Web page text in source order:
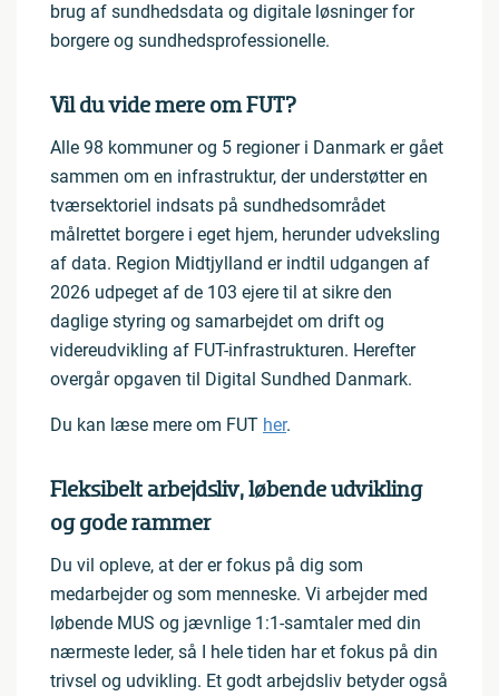
brug af sundhedsdata og digitale løsninger for
borgere og sundhedsprofessionelle.
Vil du vide mere om FUT?
Alle 98 kommuner og 5 regioner i Danmark er gået
sammen om en infrastruktur, der understøtter en
tværsektoriel indsats på sundhedsområdet
målrettet borgere i eget hjem, herunder udveksling
af data. Region Midtjylland er indtil udgangen af
2026 udpeget af de 103 ejere til at sikre den
daglige styring og samarbejdet om drift og
videreudvikling af FUT-infrastrukturen. Herefter
overgår opgaven til Digital Sundhed Danmark.
Du kan læse mere om FUT her.
Fleksibelt arbejdsliv, løbende udvikling
og gode rammer
Du vil opleve, at der er fokus på dig som
medarbejder og som menneske. Vi arbejder med
løbende MUS og jævnlige 1:1-samtaler med din
nærmeste leder, så I hele tiden har et fokus på din
trivsel og udvikling. Et godt arbejdsliv betyder også